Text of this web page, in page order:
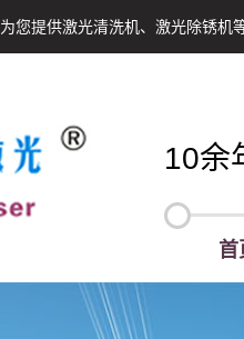
您提供激光清洗机、激光除锈机
10余
首